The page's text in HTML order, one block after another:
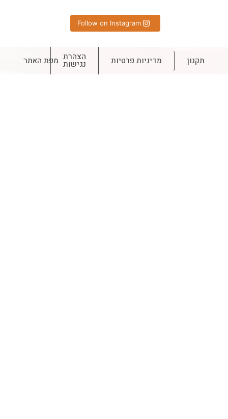
Follow on Instagram
תקנון מדיניות פרטיות הצהרת
נגישות מפת האתר